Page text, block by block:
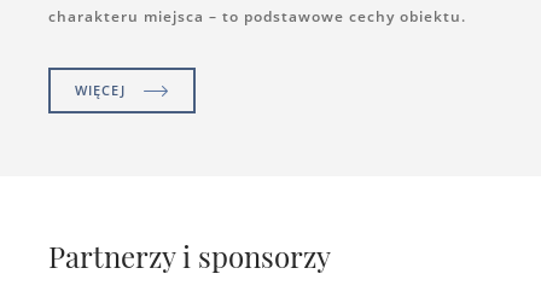
charakteru miejsca – to podstawowe cechy obiektu.
WIĘCEJ
Partnerzy i sponsorzy